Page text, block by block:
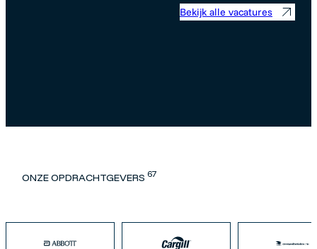
Bekijk alle vacatures
ONZE OPDRACHTGEVERS 67